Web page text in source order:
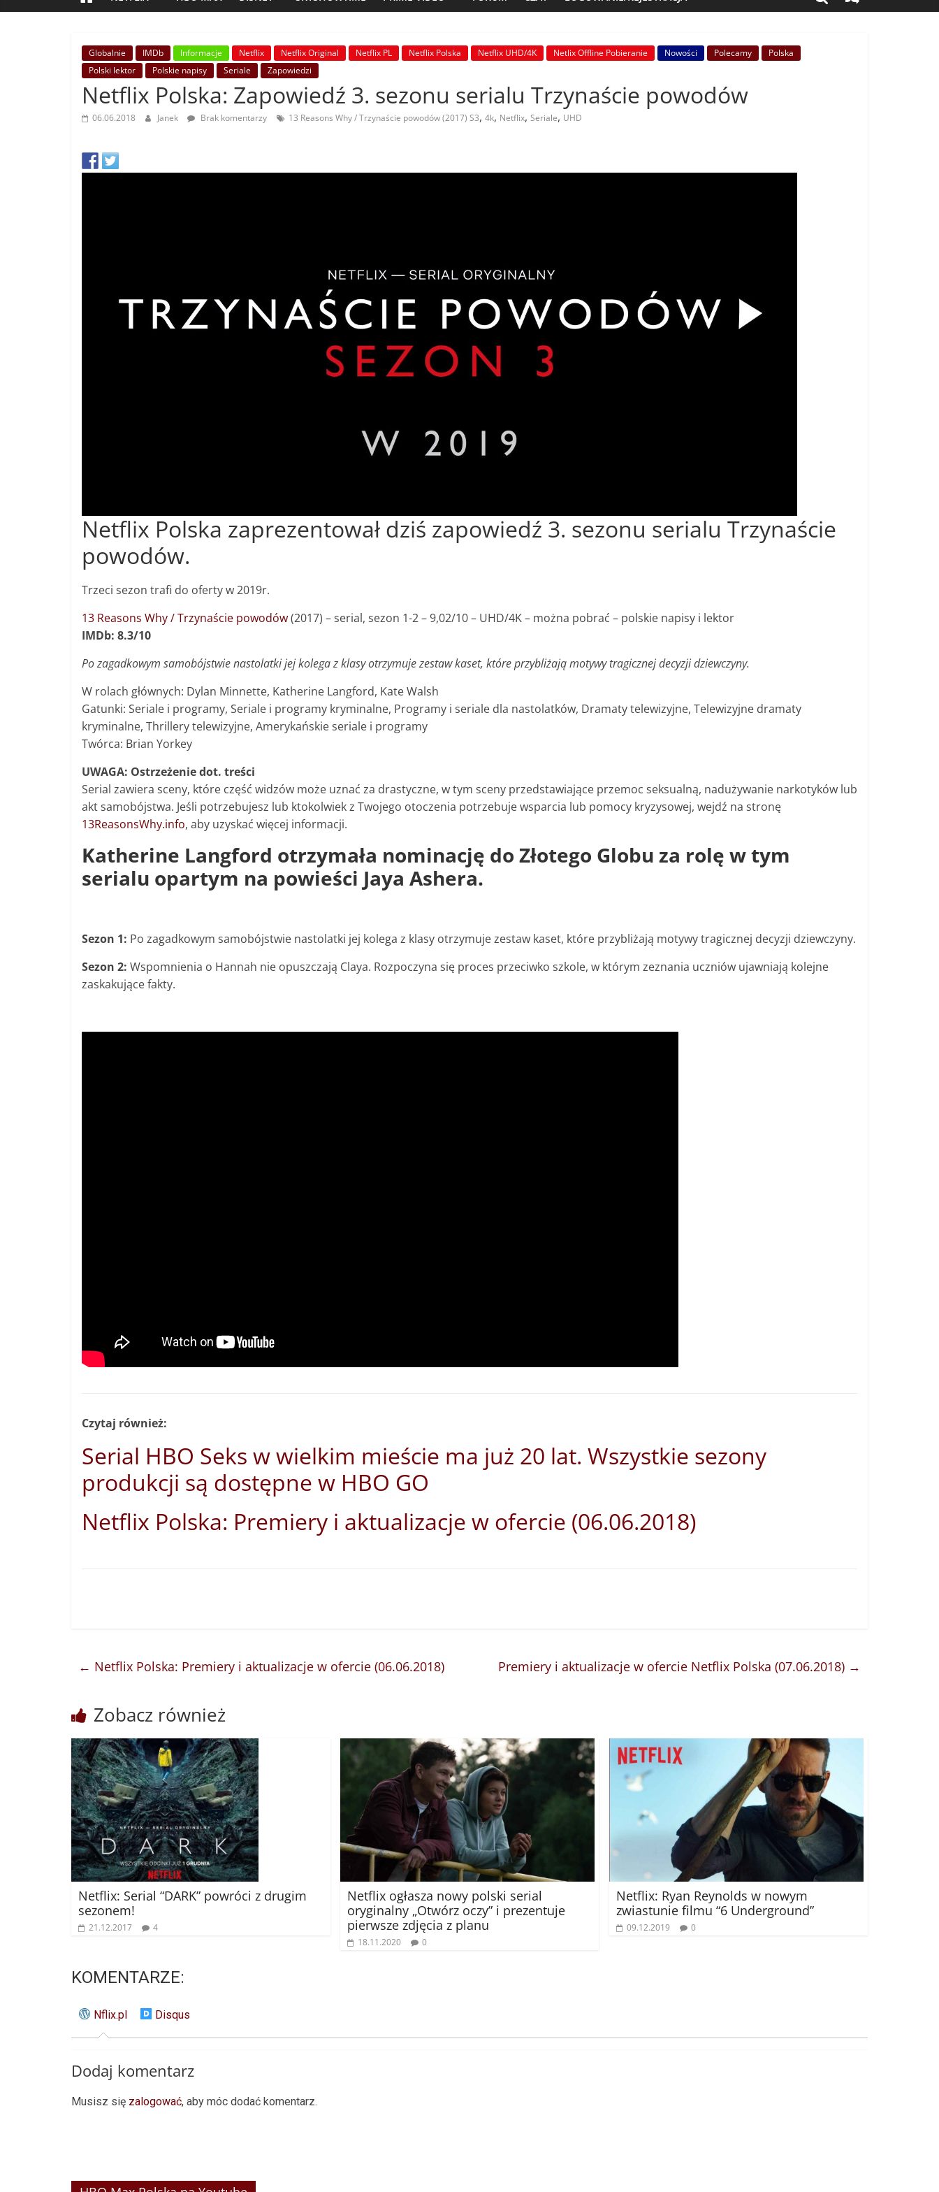
Globalnie IMDb Informacje Netflix Netflix Original Netflix PL Netflix Polska Netflix UHD/4K Netlix Offline Pobieranie Nowości Polecamy
Polska
Polski lektor
Polskie napisy Seriale Zapowiedzi
Netflix Polska: Zapowiedź 3. sezonu serialu Trzynaście powodów
06.06.2018 Janek Brak komentarzy 13 Reasons Why / Trzynaście powodów (2017) S3, 4k, Netflix, Seriale, UHD
Netflix Polska zaprezentował dziś zapowiedź 3. sezonu serialu Trzynaście
powodów.
Trzeci sezon trafi do oferty w 2019r.
13 Reasons Why / Trzynaście powodów(2017) – serial, sezon 1-2 –9,02/10 – UHD/4K– można pobrać – polskie napisy i lektor
IMDb: 8.3/10
Po zagadkowym samobójstwie nastolatki jej kolega z klasy otrzymuje zestaw kaset, które przybliżają motywy tragicznej decyzji dziewczyny.
W rolach głównych: Dylan Minnette, Katherine Langford, Kate Walsh
Gatunki: Seriale i programy, Seriale i programy kryminalne, Programy i seriale dla nastolatków, Dramaty telewizyjne, Telewizyjne dramaty
kryminalne, Thrillery telewizyjne, Amerykańskie seriale i programy
Twórca: Brian Yorkey
UWAGA: Ostrzeżenie dot. treści
Serial zawiera sceny, które część widzów może uznać za drastyczne, w tym sceny przedstawiające przemoc seksualną, nadużywanie narkotyków lub
akt samobójstwa. Jeśli potrzebujesz lub ktokolwiek z Twojego otoczenia potrzebuje wsparcia lub pomocy kryzysowej, wejdź na stronę
13ReasonsWhy.info, aby uzyskać więcej informacji.
Katherine Langford otrzymała nominację do Złotego Globu za rolę w tym
serialu opartym na powieści Jaya Ashera.
Sezon 1: Po zagadkowym samobójstwie nastolatki jej kolega z klasy otrzymuje zestaw kaset, które przybliżają motywy tragicznej decyzji dziewczyny.
Sezon 2: Wspomnienia o Hannah nie opuszczają Claya. Rozpoczyna się proces przeciwko szkole, w którym zeznania uczniów ujawniają kolejne
zaskakujące fakty.
Czytaj również:
Serial HBO Seks w wielkim mieście ma już 20 lat. Wszystkie sezony
produkcji są dostępne w HBO GO
Netflix Polska: Premiery i aktualizacje w ofercie (06.06.2018)
← Netflix Polska: Premiery i aktualizacje w ofercie (06.06.2018) Premiery i aktualizacje w ofercie Netflix Polska (07.06.2018) →
Zobacz również
Netflix: Serial “DARK” powróci z drugim
sezonem!
21.12.2017 4
Netflix ogłasza nowy polski serial
oryginalny „Otwórz oczy” i prezentuje
pierwsze zdjęcia z planu
18.11.2020 0
Netflix: Ryan Reynolds w nowym
zwiastunie filmu “6 Underground”
09.12.2019 0
KOMENTARZE:
Nflix.pl Disqus
Dodaj komentarz
Musisz się zalogować, aby móc dodać komentarz.